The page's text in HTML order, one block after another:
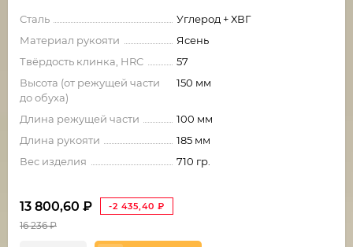
Сталь
Углерод + ХВГ
Материал рукояти
Ясень
Твёрдость клинка, HRC
57
Высота (от режущей части
до обуха)
150 мм
Длина режущей части
100 мм
Длина рукояти
185 мм
Вес изделия
710 гр.
13 800,60 ₽ -2 435,40 ₽
16 236₽